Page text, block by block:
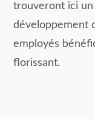
trouveront ici un
développement
employés
florissant.